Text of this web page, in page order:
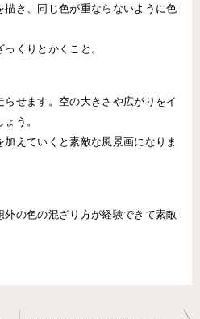
描き、同じ色が重ならないように色
くりとかくこと。
せます。空の大きさや広がりをイ
う。
えていくと素敵な風景画になりま
の色の混ざり方が経験できて素敵